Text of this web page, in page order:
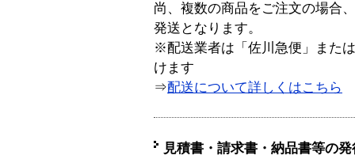
尚、複数の商品をご注文の場合
発送となります。
※配送業者は「佐川急便」また
けます
⇒配送について詳しくはこちら
見積書・請求書・納品書等の